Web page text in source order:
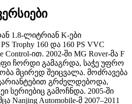
1.8-ლიტრიან K-ები
Trophy 160 და 160 PS VVC
Control-ით. 2002-ში MG Rover-მა F
ჩორდი გამაგრდა, საჭე უფრო
მცირედ შეიცვალა. მოძრავება
ვარიანტებით გრძელდებოდა,
სერიებიც გამოჩნდა. 2005-ში
Nanjing Automobile-მ 2007–2011